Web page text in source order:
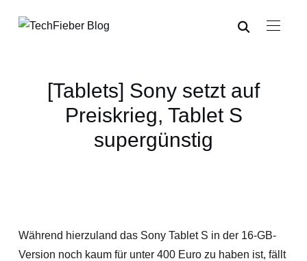
[Tablets] Sony setzt auf
Preiskrieg, Tablet S
supergünstig
Während hierzuland das Sony Tablet S in der 16-GB-
Version noch kaum für unter 400 Euro zu haben ist, fällt